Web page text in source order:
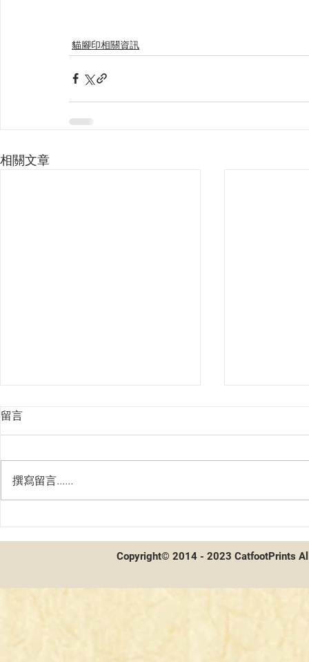
貓腳印相關資訊
相關文章
貓腳印會員系統！啟動！
付
留言
撰寫留言......
Copyright© 2014 - 2023 CatfootPrints